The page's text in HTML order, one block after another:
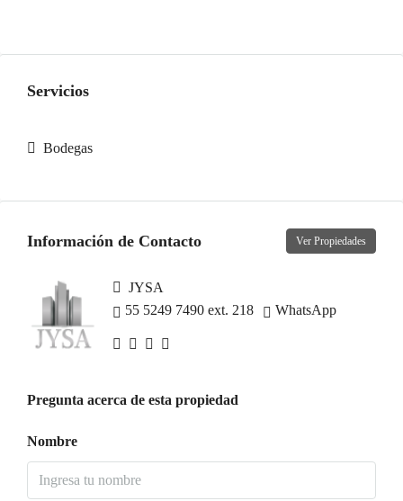
Servicios
Bodegas
Información de Contacto Ver Propiedades
JYSA
55 5249 7490 ext. 218
WhatsApp
Pregunta acerca de esta propiedad
Nombre